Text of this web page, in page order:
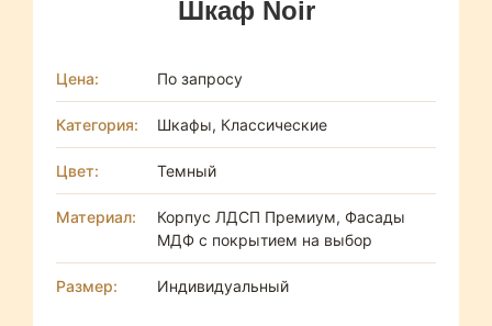
Шкаф Noir
Цена: По запросу
Категория: Шкафы, Классические
Цвет: Темный
Материал:
Корпус ЛДСП Премиум, Фасады
МДФ с покрытием на выбор
Размер: Индивидуальный